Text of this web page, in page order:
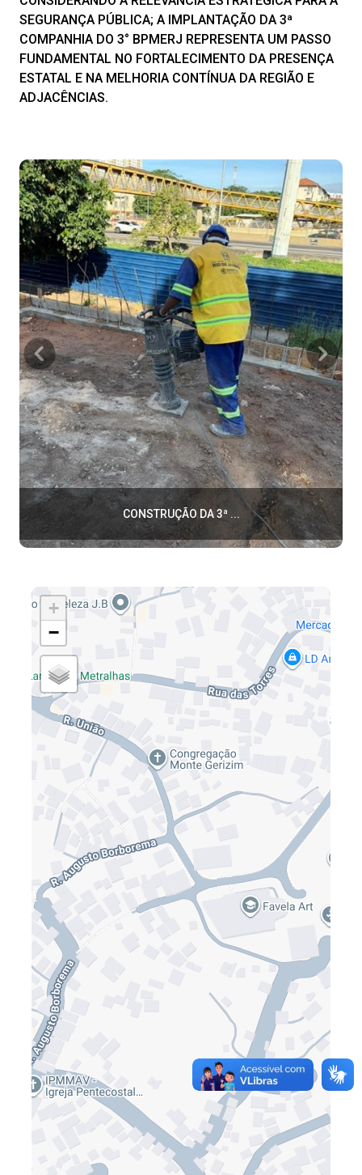
SEGURANÇA PÚBLICA; A IMPLANTAÇÃO DA 3ª
COMPANHIA DO 3° BPMERJ REPRESENTA UM PASSO
FUNDAMENTAL NO FORTALECIMENTO DA PRESENÇA
ESTATAL E NA MELHORIA CONTÍNUA DA REGIÃO E
ADJACÊNCIAS.
CONSTRUÇÃO DA 3ª ...
+
−